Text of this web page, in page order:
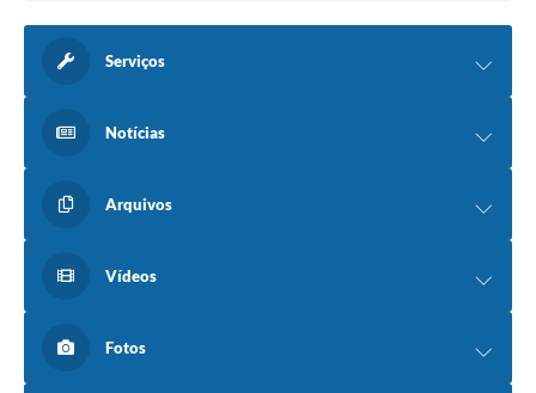
Serviços
Notícias
Arquivos
Vídeos
Fotos